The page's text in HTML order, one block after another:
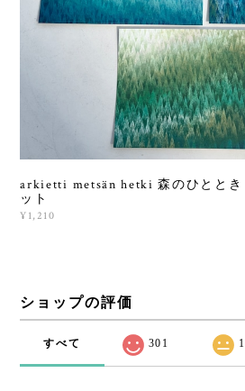
arkietti metsän hetki 森のひとと
ット
¥1,210
ショップの評価
すべて 301 1